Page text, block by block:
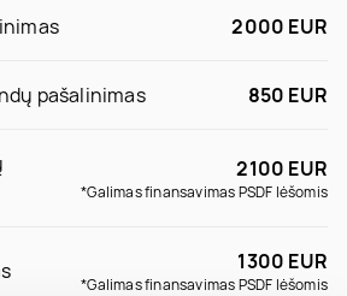
2000 EUR
pašalinimas 850 EUR
2100 EUR
*Galimas finansavimas PSDF lėšomis
1300 EUR
*Galimas finansavimas PSDF lėšomis